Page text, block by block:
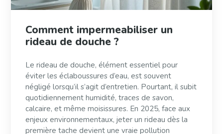
Comment impermeabiliser un
rideau de douche ?
Le rideau de douche, élément essentiel pour
éviter les éclaboussures d’eau, est souvent
négligé lorsqu’il s’agit d’entretien. Pourtant, il subit
quotidiennement humidité, traces de savon,
calcaire, et même moisissures. En 2025, face aux
enjeux environnementaux, jeter un rideau dès la
première tache devient une vraie pollution